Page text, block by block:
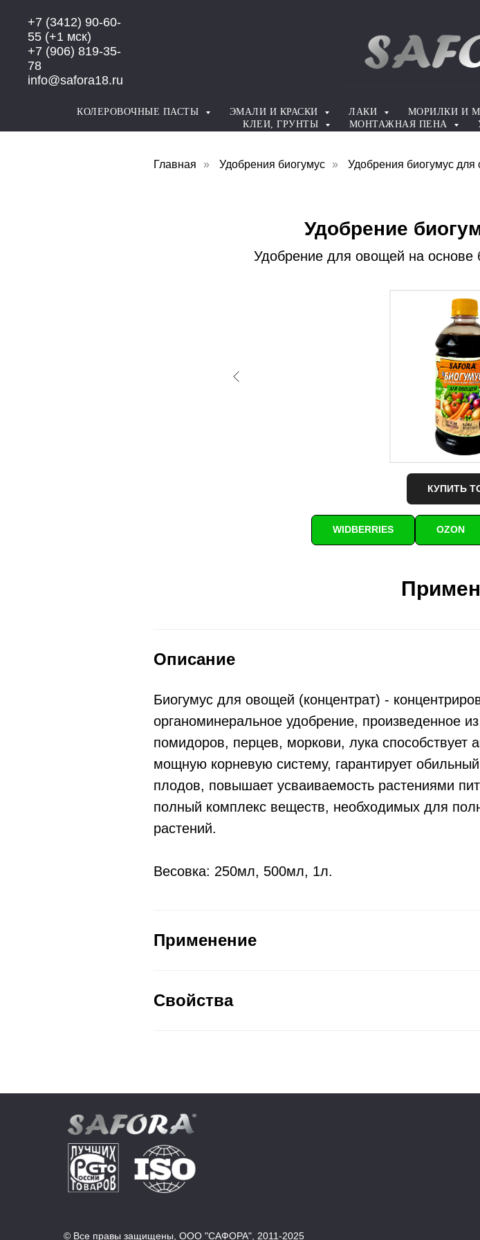
+7 (3412) 90-60-
55 (+1 мск)
+7 (906) 819-35-
78
info@safora18.ru
КОЛЕРОВОЧНЫЕ ПАСТЫ ЭМАЛИ И КРАСКИ ЛАКИ МОРИЛКИ И
КЛЕИ, ГРУНТЫ
МОНТАЖНАЯ ПЕНА
Главная » Удобрения биогумус » Удобрения биогумус для
Удобрение
Удобрение для овощей на основе
КУПИТЬ
WIDBERRIES OZON
Описание
Биогумус для овощей (концентрат) -
органоминеральное удобрение, произведенное
помидоров, перцев, моркови, лука способствует
мощную корневую систему, гарантирует
плодов, повышает усваиваемость растениями
полный комплекс веществ, необходимых для
растений.
Весовка: 250мл, 500мл, 1л.
Применение
Свойства
© Все правы защищены, ООО "САФОРА", 2011-2025